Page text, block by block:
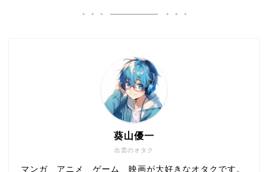
出雲のオタク
葵山優一
マンガ アニメ ゲーム 映画が大好きなオタクです。